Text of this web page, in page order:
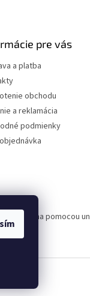
pre vás
a platba
obchodu
a reklamácia
podmienky
prebieha pomocou